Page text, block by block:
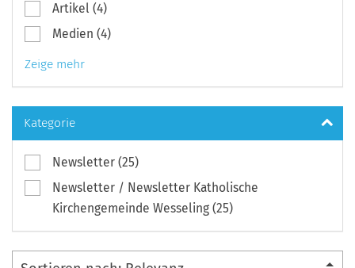
Artikel (4)
Medien (4)
Zeige mehr
Kategorie
Newsletter (25)
Newsletter / Newsletter Katholische
Kirchengemeinde Wesseling (25)